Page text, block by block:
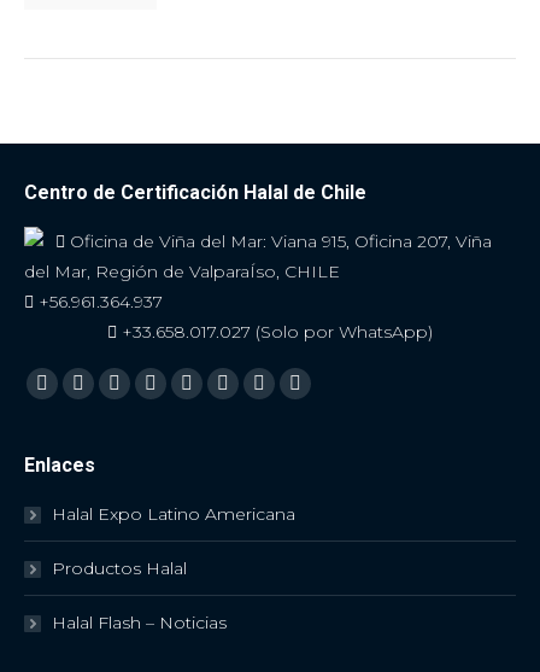
Centro de Certificación Halal de Chile
Oficina de Viña del Mar: Viana 915, Oficina 207, Viña
del Mar, Región de ValparaÍso, CHILE
+56.961.364.937
+33.658.017.027 (Solo por WhatsApp)
Encuéntranos en:
Facebook
TwitterYouTube
Linkedin
SkypeInstagram
MailViber
Enlaces
Halal Expo Latino Americana
Productos Halal
Halal Flash – Noticias